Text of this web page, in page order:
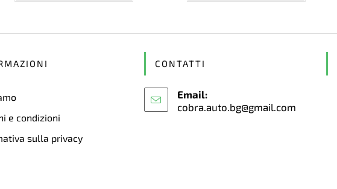
e condizioni
sulla privacy
CONTATTI
Email:
cobra.auto.bg@gmail.comOpens